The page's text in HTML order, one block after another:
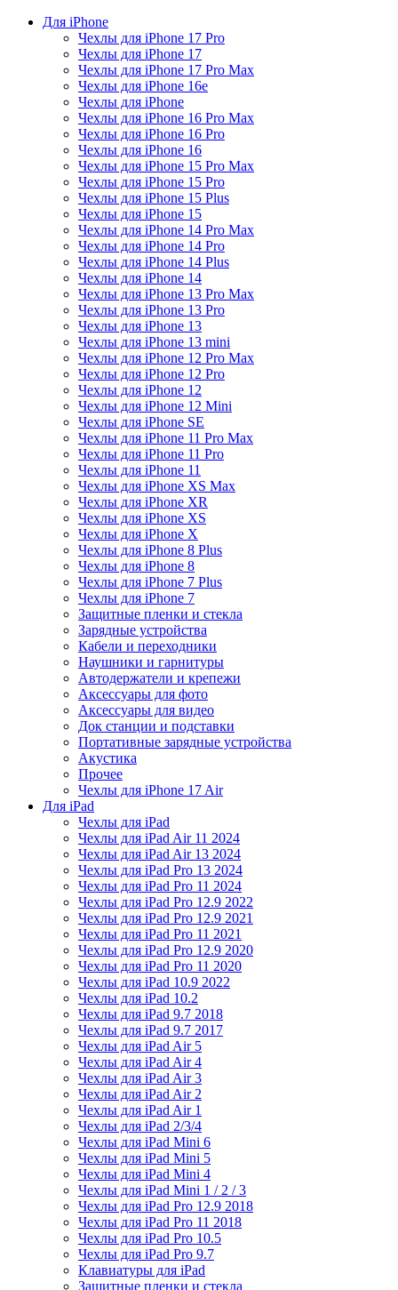
Для iPhone
Чехлы для iPhone 17 Pro
Чехлы для iPhone 17
Чехлы для iPhone 17 Pro Max
Чехлы для iPhone 16e
Чехлы для iPhone
Чехлы для iPhone 16 Pro Max
Чехлы для iPhone 16 Pro
Чехлы для iPhone 16
Чехлы для iPhone 15 Pro Max
Чехлы для iPhone 15 Pro
Чехлы для iPhone 15 Plus
Чехлы для iPhone 15
Чехлы для iPhone 14 Pro Max
Чехлы для iPhone 14 Pro
Чехлы для iPhone 14 Plus
Чехлы для iPhone 14
Чехлы для iPhone 13 Pro Max
Чехлы для iPhone 13 Pro
Чехлы для iPhone 13
Чехлы для iPhone 13 mini
Чехлы для iPhone 12 Pro Max
Чехлы для iPhone 12 Pro
Чехлы для iPhone 12
Чехлы для iPhone 12 Mini
Чехлы для iPhone SE
Чехлы для iPhone 11 Pro Max
Чехлы для iPhone 11 Pro
Чехлы для iPhone 11
Чехлы для iPhone XS Max
Чехлы для iPhone XR
Чехлы для iPhone XS
Чехлы для iPhone X
Чехлы для iPhone 8 Plus
Чехлы для iPhone 8
Чехлы для iPhone 7 Plus
Чехлы для iPhone 7
Защитные пленки и стекла
Зарядные устройства
Кабели и переходники
Наушники и гарнитуры
Автодержатели и крепежи
Аксессуары для фото
Аксессуары для видео
Док станции и подставки
Портативные зарядные устройства
Акустика
Прочее
Чехлы для iPhone 17 Air
Для iPad
Чехлы для iPad
Чехлы для iPad Air 11 2024
Чехлы для iPad Air 13 2024
Чехлы для iPad Pro 13 2024
Чехлы для iPad Pro 11 2024
Чехлы для iPad Pro 12.9 2022
Чехлы для iPad Pro 12.9 2021
Чехлы для iPad Pro 11 2021
Чехлы для iPad Pro 12.9 2020
Чехлы для iPad Pro 11 2020
Чехлы для iPad 10.9 2022
Чехлы для iPad 10.2
Чехлы для iPad 9.7 2018
Чехлы для iPad 9.7 2017
Чехлы для iPad Air 5
Чехлы для iPad Air 4
Чехлы для iPad Air 3
Чехлы для iPad Air 2
Чехлы для iPad Air 1
Чехлы для iPad 2/3/4
Чехлы для iPad Mini 6
Чехлы для iPad Mini 5
Чехлы для iPad Mini 4
Чехлы для iPad Mini 1 / 2 / 3
Чехлы для iPad Pro 12.9 2018
Чехлы для iPad Pro 11 2018
Чехлы для iPad Pro 10.5
Чехлы для iPad Pro 9.7
Клавиатуры для iPad
Защитные пленки и стекла